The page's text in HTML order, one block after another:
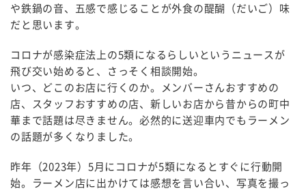
や鉄鍋の音、五感で感じることが外食の醍醐（だいご）味
だと思います。
コロナが感染症法上の5類になるらしいというニュースが
飛び交い始めると、さっそく相談開始。
いつ、どこのお店に行くのか。メンバーさんおすすめの
店、スタッフおすすめの店、新しいお店から昔からの町中
華まで話題は尽きません。必然的に送迎車内でもラーメン
の話題が多くなりました。
昨年（2023年）5月にコロナが5類になるとすぐに行動開
始。ラーメン店に出かけては感想を言い合い、写真を撮っ